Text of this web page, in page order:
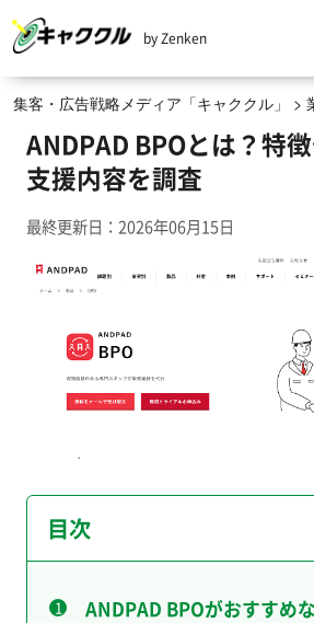
by Zenken
集客・広告戦略メディア「キャククル」 >
ANDPAD BPOとは？特
支援内容を調査
最終更新日：2026年06月15日
目次
ANDPAD BPOがおすすめ